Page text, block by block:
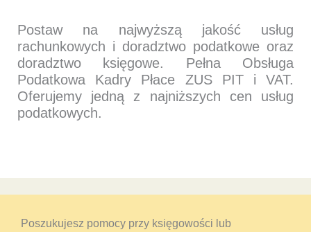
Postaw na najwyższą jakość usług
rachunkowych i doradztwo podatkowe oraz
doradztwo księgowe. Pełna Obsługa
Podatkowa Kadry Płace ZUS PIT i VAT.
Oferujemy jedną z najniższych cen usług
podatkowych.
Poszukujesz pomocy przy księgowości lub